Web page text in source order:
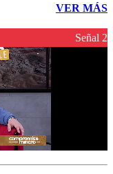
VER MÁS
Señal 2